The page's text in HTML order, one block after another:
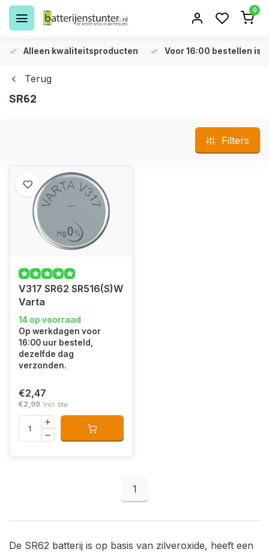
0
Alleen kwaliteitsproducten Voor 16:00 bestellen is
Terug
SR62
Filters
V317 SR62 SR516(S)W
Varta
14 op voorraad
Op werkdagen voor
16:00 uur besteld,
dezelfde dag
verzonden.
€2,47
€2,99 Incl. btw
1
De SR62 batterij is op basis van zilveroxide, heeft een